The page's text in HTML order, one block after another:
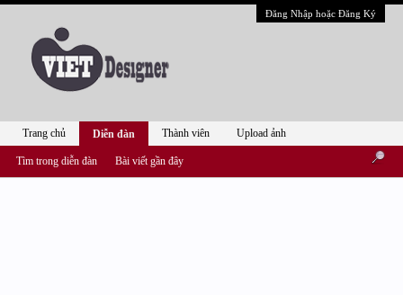
Đăng Nhập hoặc Đăng Ký
Trang chủ Diễn đàn
Tìm trong diễn đàn Bài viết gần đây
Thành viên Upload ảnh